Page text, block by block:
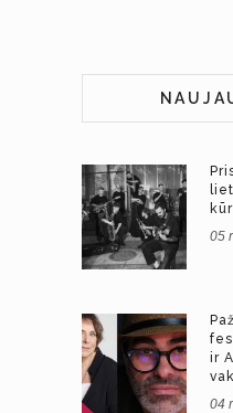
05
ir
04